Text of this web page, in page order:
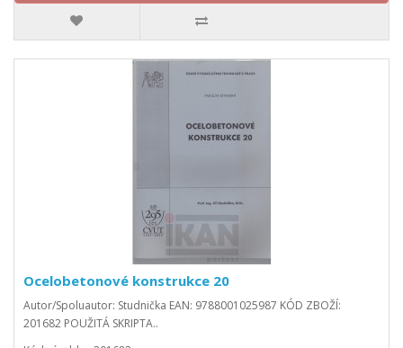
Ocelobetonové konstrukce 20
Autor/Spoluautor: Studnička EAN: 9788001025987 KÓD ZBOŽÍ:
201682 POUŽITÁ SKRIPTA..